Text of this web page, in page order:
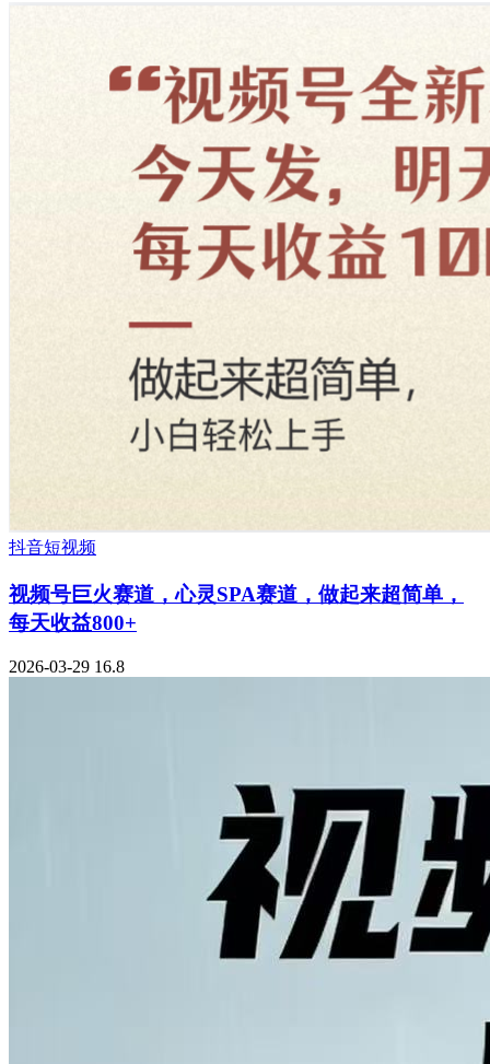
抖音短视频
视频号巨火赛道，心灵SPA赛道，做起来超简单，
每天收益800+
2026-03-29 16.8